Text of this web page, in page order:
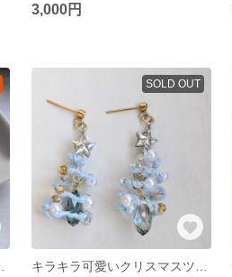
3,000円
SOLD OUT